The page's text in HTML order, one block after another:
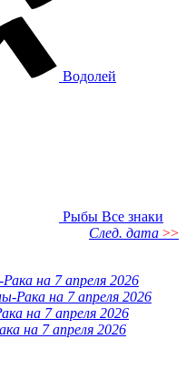
Водолей
Рыбы Все знаки
След. дата >>
на 7 апреля 2026
Рака на 7 апреля 2026
на 7 апреля 2026
на 7 апреля 2026